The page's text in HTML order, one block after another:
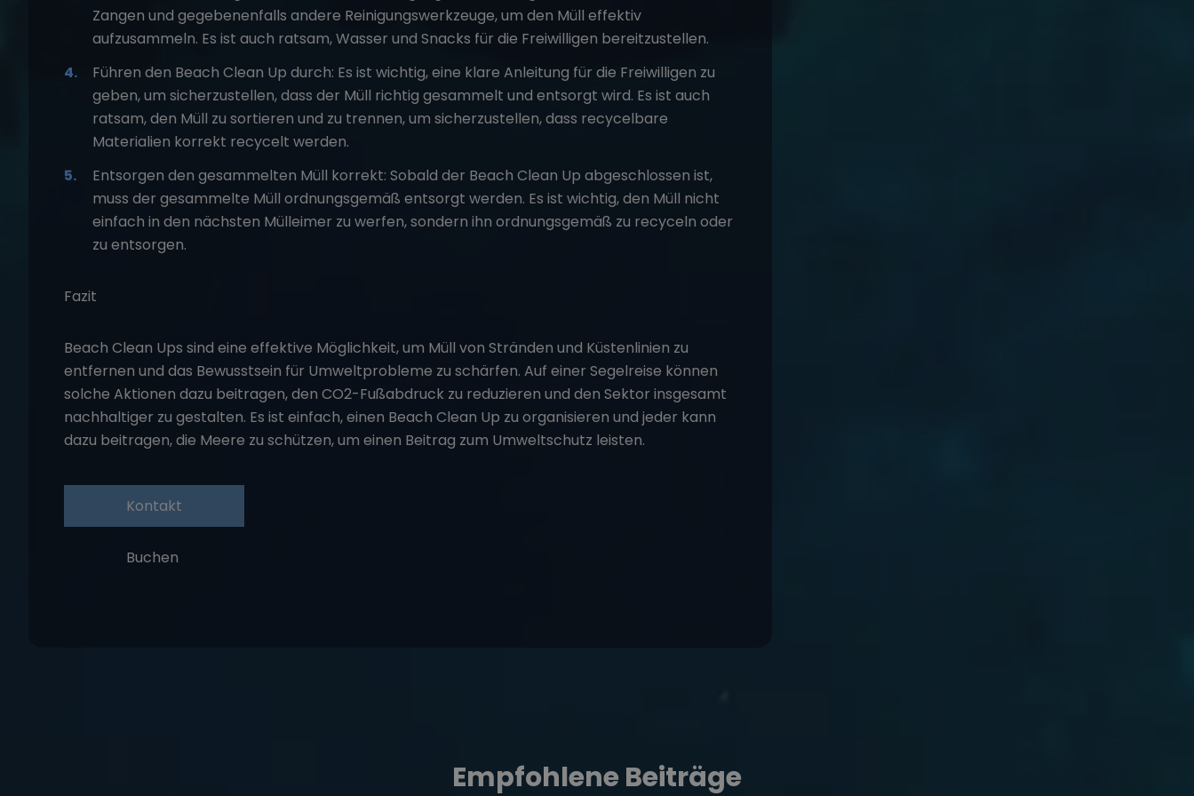
Zangen und gegebenenfalls andere Reinigungswerkzeuge, um den Müll effektiv
aufzusammeln. Es ist auch ratsam, Wasser und Snacks für die Freiwilligen bereitzustellen.
Führen den Beach Clean Up durch: Es ist wichtig, eine klare Anleitung für die Freiwilligen zu
geben, um sicherzustellen, dass der Müll richtig gesammelt und entsorgt wird. Es ist auch
ratsam, den Müll zu sortieren und zu trennen, um sicherzustellen, dass recycelbare
Materialien korrekt recycelt werden.
Entsorgen den gesammelten Müll korrekt: Sobald der Beach Clean Up abgeschlossen ist,
muss der gesammelte Müll ordnungsgemäß entsorgt werden. Es ist wichtig, den Müll nicht
einfach in den nächsten Mülleimer zu werfen, sondern ihn ordnungsgemäß zu recyceln oder
zu entsorgen.
Fazit
Beach Clean Ups sind eine effektive Möglichkeit, um Müll von Stränden und Küstenlinien zu
entfernen und das Bewusstsein für Umweltprobleme zu schärfen. Auf einer Segelreise können
solche Aktionen dazu beitragen, den CO2-Fußabdruck zu reduzieren und den Sektor insgesamt
nachhaltiger zu gestalten. Es ist einfach, einen Beach Clean Up zu organisieren und jeder kann
dazu beitragen, die Meere zu schützen, um einen Beitrag zum Umweltschutz leisten.
Kontakt
Buchen
Empfohlene Beiträge